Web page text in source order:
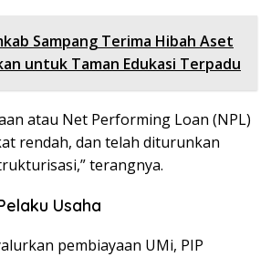
Sampang Terima Hibah Aset
untuk Taman Edukasi Terpadu
atau Net Performing Loan (NPL)
rendah, dan telah diturunkan
terangnya.
Usaha
pembiayaan UMi, PIP